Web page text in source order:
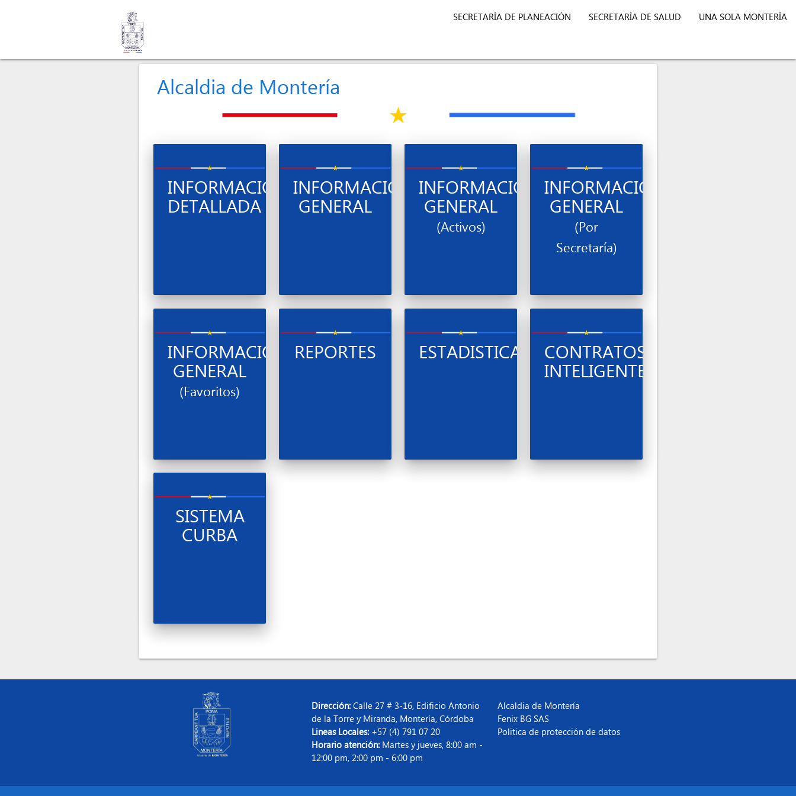
SECRETARÍA DE PLANEACIÓN SECRETARÍA DE SALUD UNA SOLA MONTERÍA
Alcaldia de Montería
INFORMACIÓN
DETALLADA
INFORMACIÓN
GENERAL
INFORMACIÓN
GENERAL
(Activos)
INFORMACIÓN
GENERAL
(Por
Secretaría)
INFORMACIÓN
GENERAL
(Favoritos)
REPORTES ESTADISTICAS
CONTRATOS
INTELIGENTES
SISTEMA
CURBA
Dirección: Calle 27 # 3-16, Edificio Antonio
de la Torre y Miranda, Montería, Córdoba
Lineas Locales: +57 (4) 791 07 20
Horario atención: Martes y jueves, 8:00 am -
12:00 pm, 2:00 pm - 6:00 pm
Alcaldia de Montería
Fenix BG SAS
Politica de protección de datos